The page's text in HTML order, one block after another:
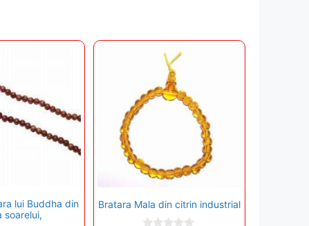
lui Buddha din
soarelui,
Bratara Mala din citrin industrial